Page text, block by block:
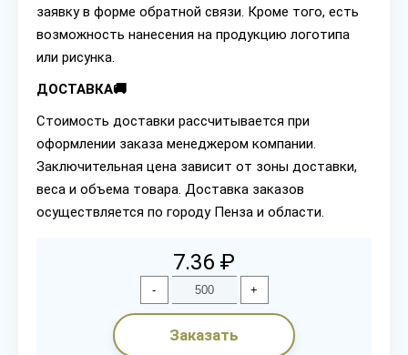
заявку в форме обратной связи. Кроме того, есть
возможность нанесения на продукцию логотипа
или рисунка.
ДОСТАВКА🚚
Стоимость доставки рассчитывается при
оформлении заказа менеджером компании.
Заключительная цена зависит от зоны доставки,
веса и объема товара. Доставка заказов
осуществляется по городу Пенза и области.
7.36 ₽
- +
Заказать